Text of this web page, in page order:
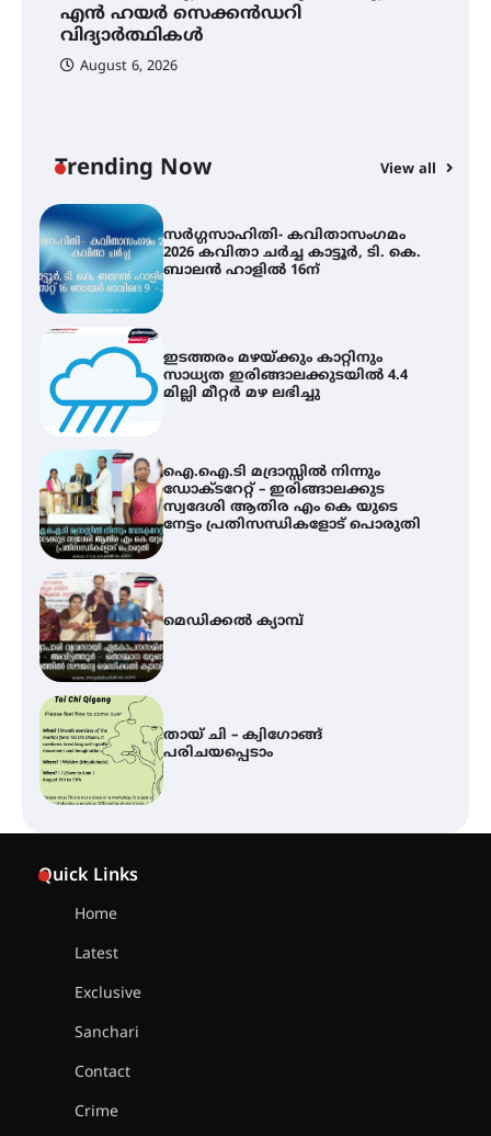
എൻ ഹയർ സെക്കൻഡറി
വിദ്യാർത്ഥികൾ
August 6, 2026
Trending Now View all
പരിചയപ്പെടാം
സർഗ്ഗസാഹിതി- കവിതാസംഗമം
2026 കവിതാ ചർച്ച കാട്ടൂർ, ടി. കെ.
ബാലൻ ഹാളിൽ 16ന്
ഇടത്തരം മഴയ്ക്കും കാറ്റിനും
സാധ്യത ഇരിങ്ങാലക്കുടയിൽ 4.4
മില്ലി മീറ്റർ മഴ ലഭിച്ചു
ഐ.ഐ.ടി മദ്രാസ്സിൽ നിന്നും
ഡോക്ടറേറ്റ് – ഇരിങ്ങാലക്കുട
സ്വദേശി ആതിര എം കെ യുടെ
നേട്ടം പ്രതിസന്ധികളോട് പൊരുതി
മെഡിക്കൽ ക്യാമ്പ്
തായ് ചി – ക്വിഗോങ്ങ്
പരിചയപ്പെടാം
Quick Links
Home
Latest
Exclusive
Sanchari
Contact
Crime